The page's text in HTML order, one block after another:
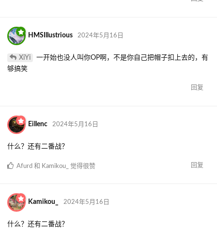
HMSIllustrious 2024年5月16日
XiYi
一开始也没人叫你OP啊，不是你自己把帽子扣上去的，有
够搞笑
回复
Eillenc 2024年5月16日
什么？还有二番战？
回复
Afurd 和 Kamikou_ 觉得很赞
Kamikou_ 2024年5月16日
什么？还有二番战？